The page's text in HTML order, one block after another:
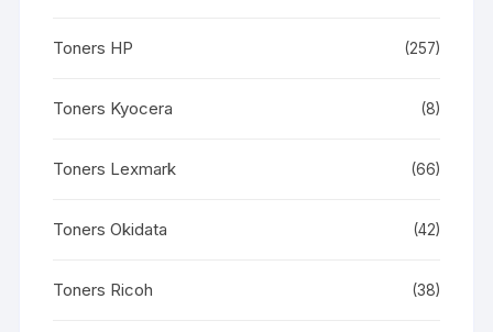
Toners HP (257)
Toners Kyocera (8)
Toners Lexmark (66)
Toners Okidata (42)
Toners Ricoh (38)